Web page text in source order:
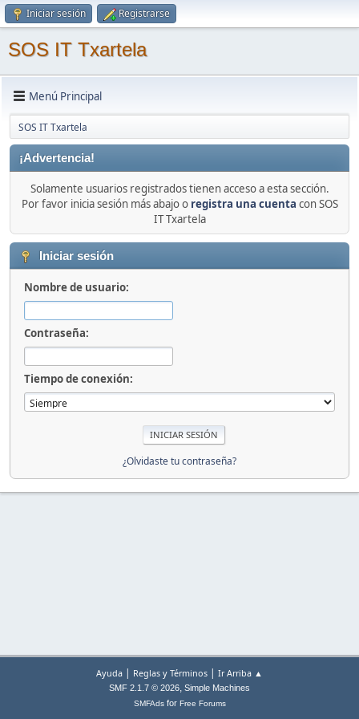
Iniciar sesión Registrarse
SOS IT Txartela
Menú Principal
SOS IT Txartela
¡Advertencia!
Solamente usuarios registrados tienen acceso a esta sección.
Por favor inicia sesión más abajo o registra una cuenta con SOS
IT Txartela
Iniciar sesión
Nombre de usuario:
Contraseña:
Tiempo de conexión:
¿Olvidaste tu contraseña?
Ayuda | Reglas y Términos | Ir Arriba ▲
SMF 2.1.7 © 2026, Simple Machines
SMFAdsfor Free Forums